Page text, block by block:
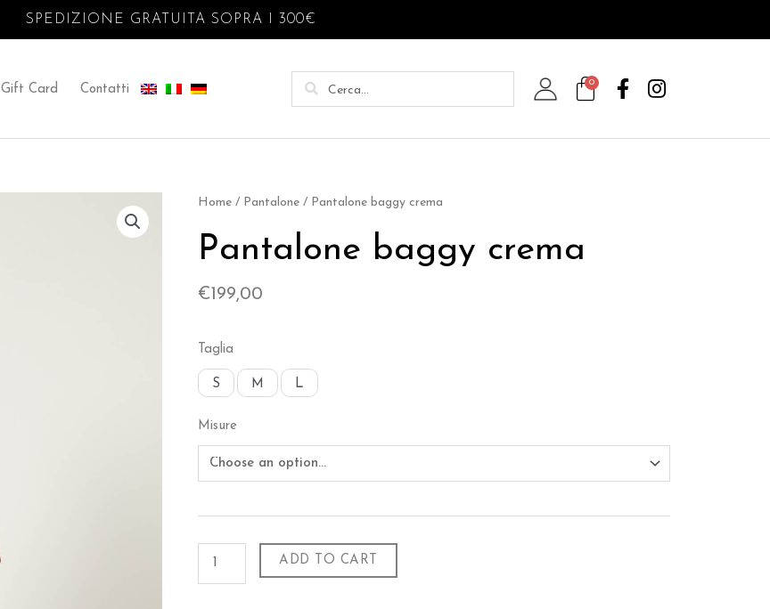
SPEDIZIONE GRATUITA SOPRA I 300€
Gift Card Contatti
0
Home / Pantalone / Pantalone baggy crema
Pantalone baggy crema
€ 199,00
Taglia
S M L
Misure
ADD TO CART